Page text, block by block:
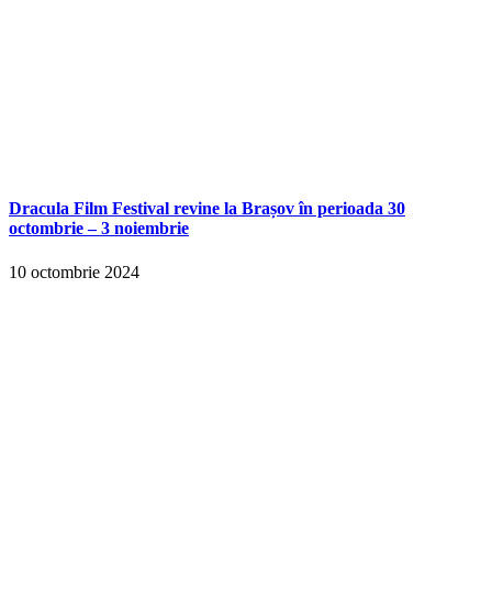
Dracula Film Festival revine la Brașov în perioada 30
octombrie – 3 noiembrie
10 octombrie 2024